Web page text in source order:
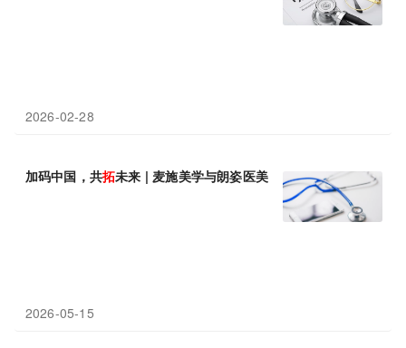
2026-02-28
加码中国，共拓未来 | 麦施美学与朗姿医美达成全面战略合作
2026-05-15